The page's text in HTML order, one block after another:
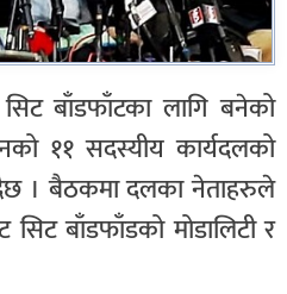
सिट बाँडफाँटका लागि बनेको
११ सदस्यीय कार्यदलको
। बैठकमा दलका नेताहरुले
सिट बाँडफाँडको मोडालिटी र